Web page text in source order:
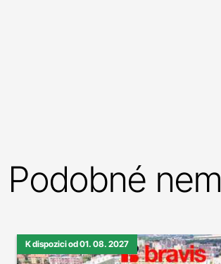
Podobné
K dispozici od 01. 08. 2027